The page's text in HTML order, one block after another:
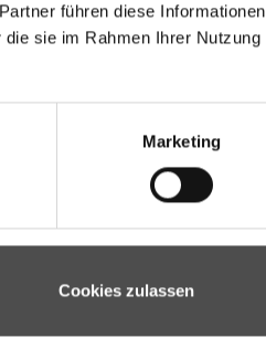
führen diese Informationen
sie im Rahmen Ihrer Nutzung
Marketing
Cookies zulassen